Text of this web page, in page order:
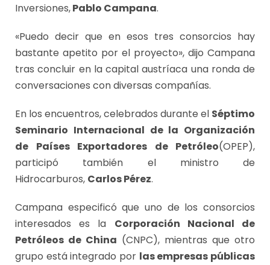
Inversiones,Pablo Campana.
«Puedo decir que en esos tres consorcios hay
bastante apetito por el proyecto», dijo Campana
tras concluir en la capital austríaca una ronda de
conversaciones con diversas compañías.
En los encuentros, celebrados durante el Séptimo
Seminario Internacional de la Organización
de Países Exportadores de Petróleo(OPEP),
participó también el ministro de
Hidrocarburos, Carlos Pérez.
Campana especificó que uno de los consorcios
interesados es la Corporación Nacional de
Petróleos de China (CNPC), mientras que otro
grupo está integrado por las empresas públicas